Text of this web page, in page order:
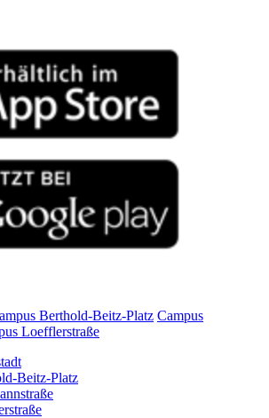
Berthold-Beitz-Platz Campus
Loefflerstraße
Beitz-Platz